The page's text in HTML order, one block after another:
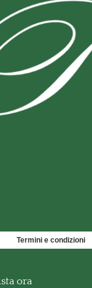
Termini e condizioni
ora